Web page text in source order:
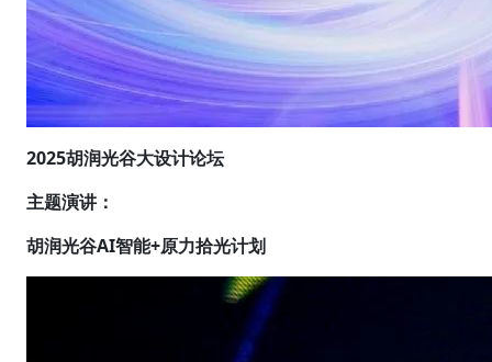
2025胡润光谷大设计论坛
主题演讲：
胡润光谷AI智能+原力拾光计划